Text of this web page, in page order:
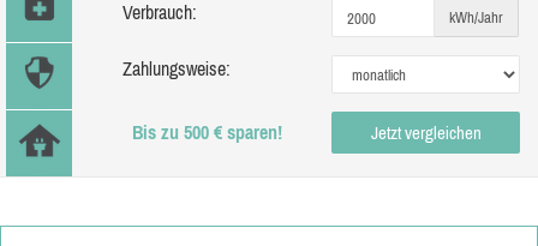
Verbrauch: kWh/Jahr
Zahlungsweise:
Bis zu 500 € sparen! Jetzt vergleichen